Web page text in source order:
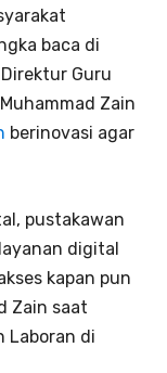
baca di
Guru
Zain
berinovasi agar
pustakawan
digital
kapan pun
Zain saat
Laboran di